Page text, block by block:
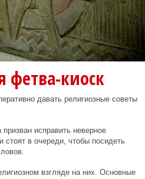
фетва-киоск
давать религиозные советы
исправить неверное
в очереди, чтобы посидеть
взгляде на них. Основные